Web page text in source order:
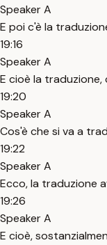
Speaker A
E poi c'è la
19:16
Speaker A
E cioè la
19:20
Speaker A
Cos'è che si va a
19:22
Speaker A
Ecco, la traduzione
19:26
Speaker A
E cioè,